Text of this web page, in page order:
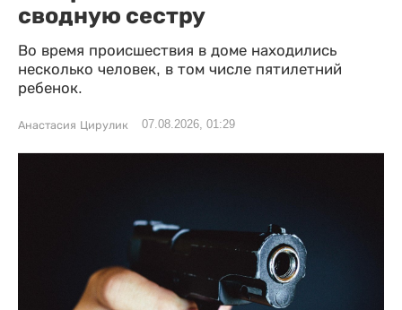
сводную сестру
Во время происшествия в доме находились
несколько человек, в том числе пятилетний
ребенок.
Анастасия Цирулик 07.08.2026, 01:29